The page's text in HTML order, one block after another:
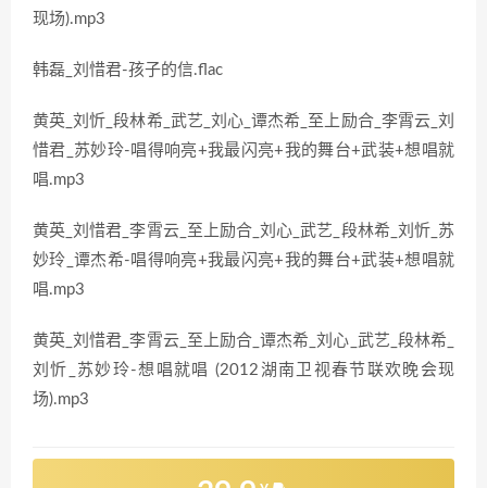
现场).mp3
韩磊_刘惜君-孩子的信.flac
黄英_刘忻_段林希_武艺_刘心_谭杰希_至上励合_李霄云_刘
惜君_苏妙玲-唱得响亮+我最闪亮+我的舞台+武装+想唱就
唱.mp3
黄英_刘惜君_李霄云_至上励合_刘心_武艺_段林希_刘忻_苏
妙玲_谭杰希-唱得响亮+我最闪亮+我的舞台+武装+想唱就
唱.mp3
黄英_刘惜君_李霄云_至上励合_谭杰希_刘心_武艺_段林希_
刘忻_苏妙玲-想唱就唱 (2012湖南卫视春节联欢晚会现
场).mp3